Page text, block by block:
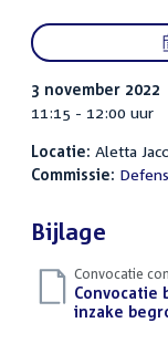
3 november 2022
11:15 - 12:00 uur
Locatie: Aletta
Commissie:
Bijlage
Convocatie
Download
bestand:
Convocatie
inzake